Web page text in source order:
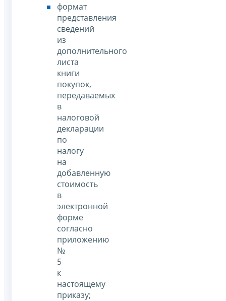
формат
представления
сведений
из
дополнительного
листа
книги
покупок,
передаваемых
в
налоговой
декларации
по
налогу
на
добавленную
стоимость
в
электронной
форме
согласно
приложению
№
5
к
настоящему
приказу;